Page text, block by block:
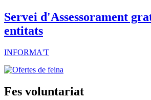
Servei d'Assessorament
entitats